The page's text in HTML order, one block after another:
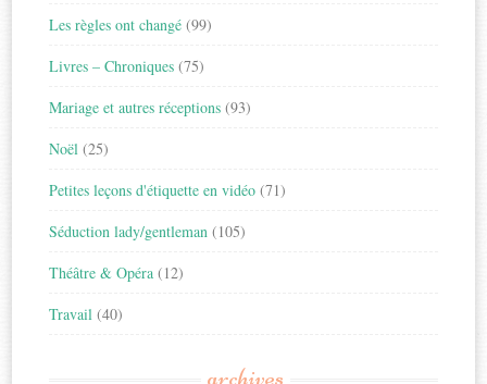
Les règles ont changé (99)
Livres – Chroniques (75)
Mariage et autres réceptions (93)
Noël (25)
Petites leçons d'étiquette en vidéo (71)
Séduction lady/gentleman (105)
Théâtre & Opéra (12)
Travail (40)
archives